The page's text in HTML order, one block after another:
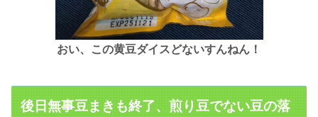
おい、 この黄豆ダイスどないすんねん！
後日無事豆まきも終了、煎り豆でない豆の落